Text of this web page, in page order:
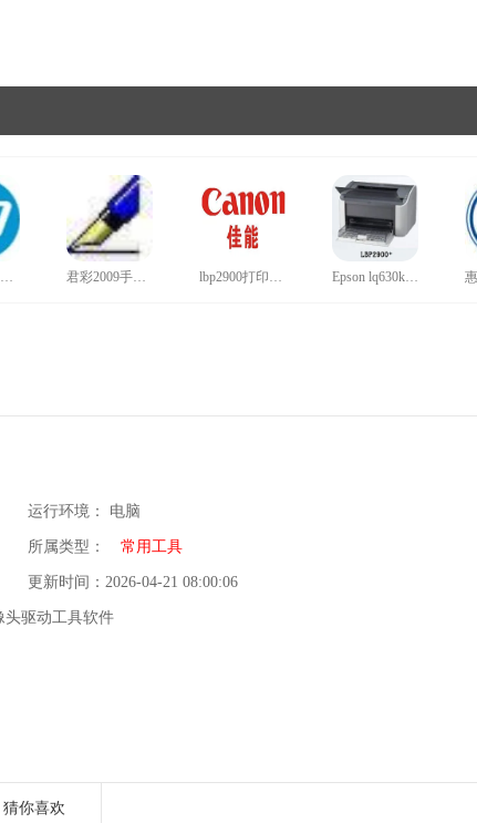
hp1020打印机驱动官网版 君彩2009手写板驱动旗舰版 lbp2900打印机驱动正版 Epson lq630k打印机驱动win10最新版
运行环境： 电脑
所属类型： 常用工具
更新时间：2026-04-21 08:00:06
头驱动工具软件
猜你喜欢